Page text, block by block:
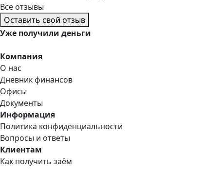
Все отзывы
Оставить свой отзыв
Уже получили деньги
Компания
О нас
Дневник финансов
Офисы
Документы
Информация
Политика конфиденциальности
Вопросы и ответы
Клиентам
Как получить заём